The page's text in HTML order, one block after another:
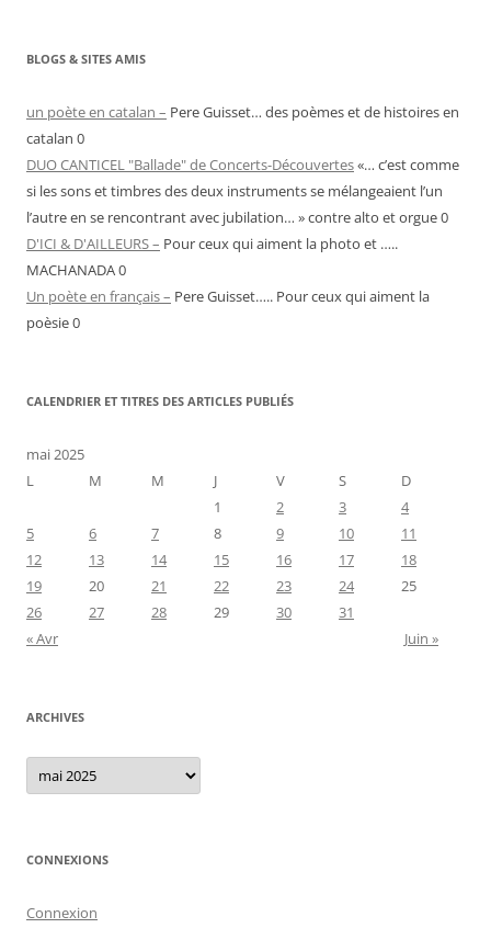
BLOGS & SITES AMIS
un poète en catalan – Pere Guisset… des poèmes et de histoires en
catalan 0
DUO CANTICEL "Ballade" de Concerts-Découvertes«… c’est comme
si les sons et timbres des deux instruments se mélangeaient l’un
l’autre en se rencontrant avec jubilation… » contre alto et orgue 0
D'ICI & D'AILLEURS – Pour ceux qui aiment la photo et …..
MACHANADA 0
Un poète en français – Pere Guisset….. Pour ceux qui aiment la
poèsie 0
CALENDRIER ET TITRES DES ARTICLES PUBLIÉS
mai 2025
L
M M J V S
D
1
2 3
4
5
6 7 8 9 10
11
12
13 14 15 16 17
18
19
20 21 22 23 24
25
26
27 28 29 30
31
« Avr
Juin »
ARCHIVES
Archives
CONNEXIONS
Connexion